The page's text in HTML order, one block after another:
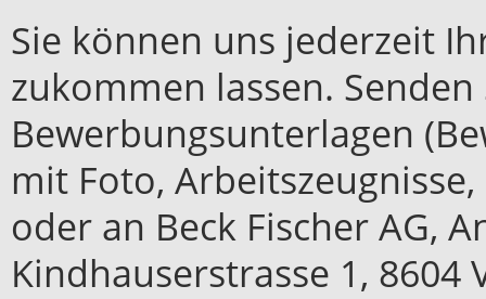
Sie können uns jederzeit
zukommen lassen.
Bewerbungsunterlagen
mit Foto,
oder an Beck Fischer AG,
Kindhauserstrasse 1, 8604